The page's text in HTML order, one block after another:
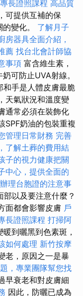
長證照課程 高品質
可提供互補的保
變化。 了解月子
房器具全面介紹，
薦 找台北會計師協
事項 富含維生素，
可防止UVA射線。
手是人體皮膚最脆
天氣狀況和溫度變
通常必須在裝飾化
SPF奶油的包裝重複
管理日常財務 完善
了解土葬的費用結
子的視力健康把關
中心，提供全面的
理台胞證的注意事
以及要注意什麼？
面都會影響皮膚 戶
長證照課程 打掃阿
到曬黑到色素斑，
如何處理 新竹按摩
老，原因之一是暴
，專業團隊幫您找
早衰老和對皮膚細
因此，防曬已成為